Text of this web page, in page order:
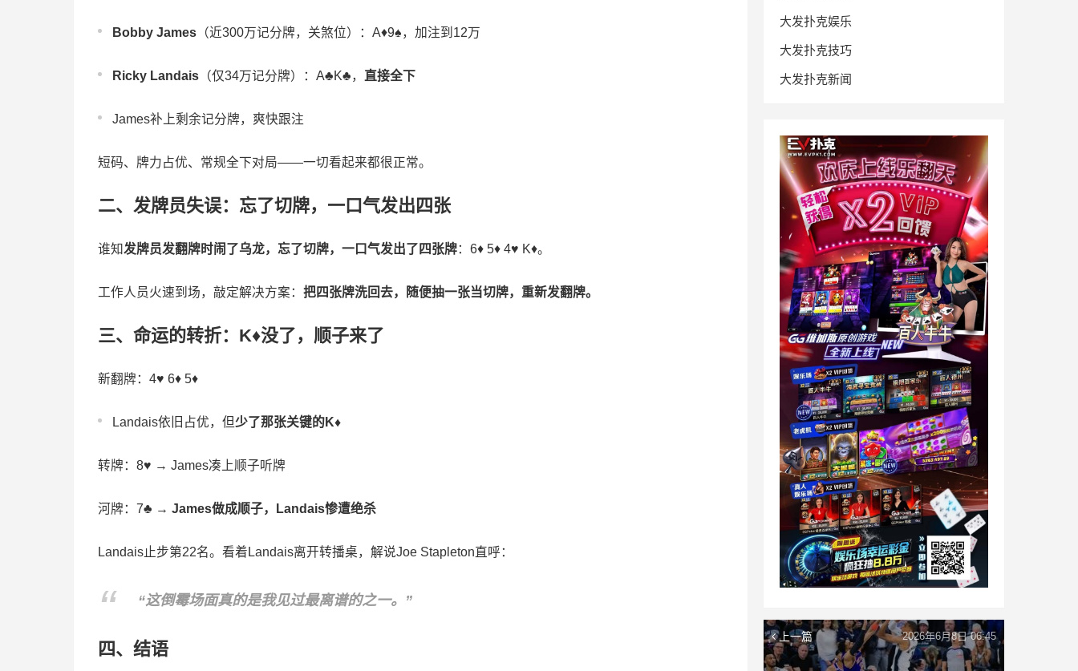
Bobby James （近300万记分牌，关煞位）：A♦9♠，加注到12万
Ricky Landais （仅34万记分牌）：A♣K♣， 直接全下
James补上剩余记分牌，爽快跟注
短码、牌力占优、常规全下对局——一切看起来都很正常。
二、发牌员失误：忘了切牌，一口气发出四张
谁知发牌员发翻牌时闹了乌龙，忘了切牌，一口气发出了四张牌：6♦ 5♦ 4♥ K♦。
工作人员火速到场，敲定解决方案： 把四张牌洗回去，随便抽一张当切牌，重新发翻牌。
三、命运的转折：K♦没了，顺子来了
新翻牌：4♥ 6♦ 5♦
Landais依旧占优，但少了那张关键的K♦
转牌：8♥ → James凑上顺子听牌
河牌：7♣ → James做成顺子，Landais惨遭绝杀
Landais止步第22名。看着Landais离开转播桌，解说Joe Stapleton直呼：
“这倒霉场面真的是我见过最离谱的之一。”
四、结语
大发扑克娱乐
大发扑克技巧
大发扑克新闻
上一篇 2026年6月8日 06:45